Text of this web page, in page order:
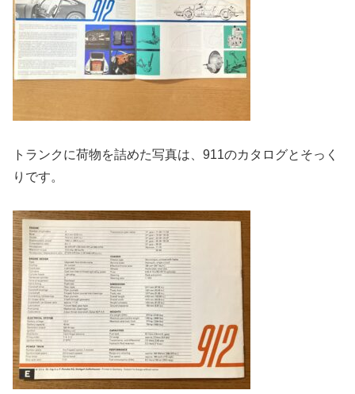
トランクに荷物を詰めた写真は、911のカタログとそっく
りです。